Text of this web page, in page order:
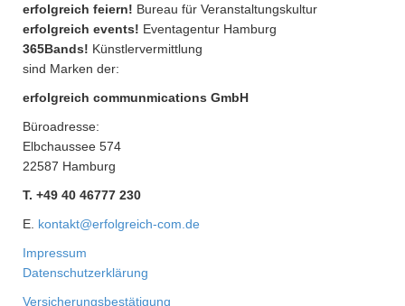
erfolgreich feiern! Bureau für Veranstaltungskultur
erfolgreich events! Eventagentur Hamburg
365Bands! Künstlervermittlung
sind Marken der:
erfolgreich communmications GmbH
Büroadresse:
Elbchaussee 574
22587 Hamburg
T. +49 40 46777 230
E. kontakt@erfolgreich-com.de
Impressum
Datenschutzerklärung
Versicherungsbestätigung